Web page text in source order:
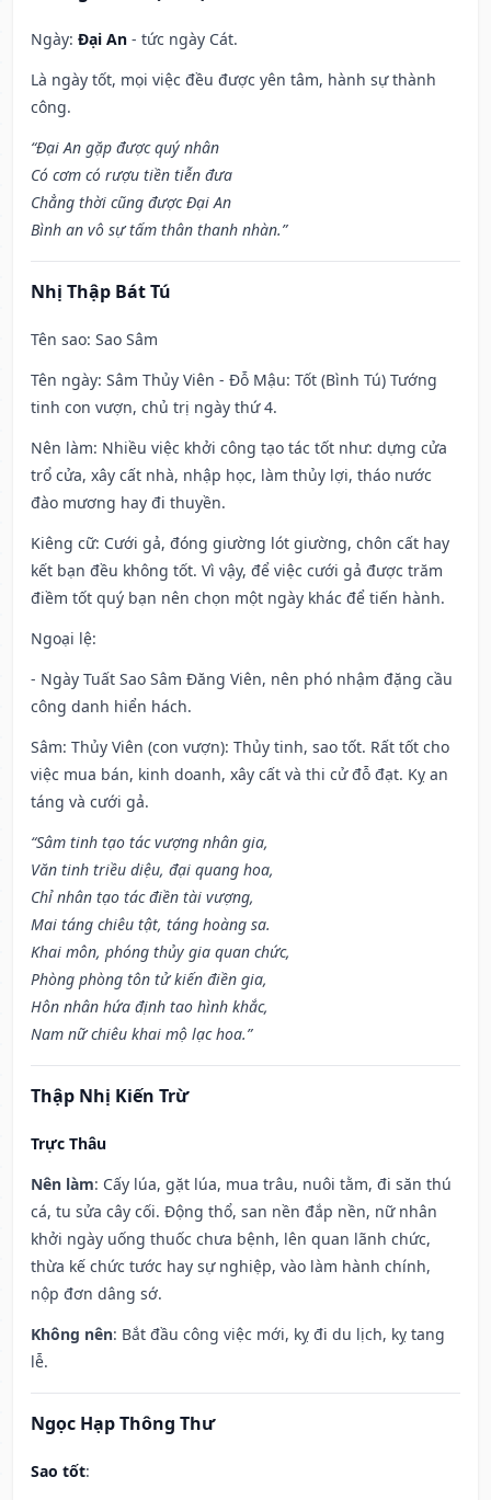
Ngày: Đại An - tức ngày Cát.
Là ngày tốt, mọi việc đều được yên tâm, hành sự thành
công.
“Đại An gặp được quý nhân
Có cơm có rượu tiền tiễn đưa
Chẳng thời cũng được Đại An
Bình an vô sự tấm thân thanh nhàn.”
Nhị Thập Bát Tú
Tên sao: Sao Sâm
Tên ngày: Sâm Thủy Viên - Đỗ Mậu: Tốt (Bình Tú) Tướng
tinh con vượn, chủ trị ngày thứ 4.
Nên làm: Nhiều việc khởi công tạo tác tốt như: dựng cửa
trổ cửa, xây cất nhà, nhập học, làm thủy lợi, tháo nước
đào mương hay đi thuyền.
Kiêng cữ: Cưới gả, đóng giường lót giường, chôn cất hay
kết bạn đều không tốt. Vì vậy, để việc cưới gả được trăm
điềm tốt quý bạn nên chọn một ngày khác để tiến hành.
Ngoại lệ:
- Ngày Tuất Sao Sâm Đăng Viên, nên phó nhậm đặng cầu
công danh hiển hách.
Sâm: Thủy Viên (con vượn): Thủy tinh, sao tốt. Rất tốt cho
việc mua bán, kinh doanh, xây cất và thi cử đỗ đạt. Kỵ an
táng và cưới gả.
“Sâm tinh tạo tác vượng nhân gia,
Văn tinh triều diệu, đại quang hoa,
Chỉ nhân tạo tác điền tài vượng,
Mai táng chiêu tật, táng hoàng sa.
Khai môn, phóng thủy gia quan chức,
Phòng phòng tôn tử kiến điền gia,
Hôn nhân hứa định tao hình khắc,
Nam nữ chiêu khai mộ lạc hoa.”
Thập Nhị Kiến Trừ
Trực Thâu
Nên làm: Cấy lúa, gặt lúa, mua trâu, nuôi tằm, đi săn thú
cá, tu sửa cây cối. Động thổ, san nền đắp nền, nữ nhân
khởi ngày uống thuốc chưa bệnh, lên quan lãnh chức,
thừa kế chức tước hay sự nghiệp, vào làm hành chính,
nộp đơn dâng sớ.
Không nên: Bắt đầu công việc mới, kỵ đi du lịch, kỵ tang
lễ.
Ngọc Hạp Thông Thư
Sao tốt: